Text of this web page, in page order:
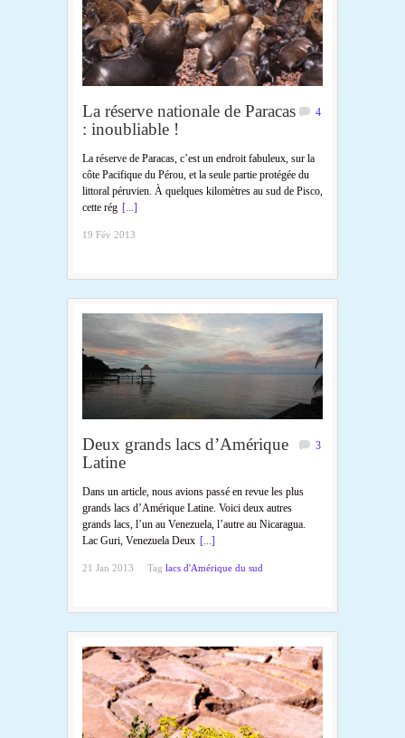
La réserve nationale de Paracas
: inoubliable !
4
La réserve de Paracas, c’est un endroit fabuleux, sur la
côte Pacifique du Pérou, et la seule partie protégée du
littoral péruvien. À quelques kilomètres au sud de Pisco,
cette rég [...]
19 Fév 2013
Deux grands lacs d’Amérique
Latine
3
Dans un article, nous avions passé en revue les plus
grands lacs d’Amérique Latine. Voici deux autres
grands lacs, l’un au Venezuela, l’autre au Nicaragua.
Lac Guri, Venezuela Deux [...]
21 Jan 2013 Tag lacs d'Amérique du sud